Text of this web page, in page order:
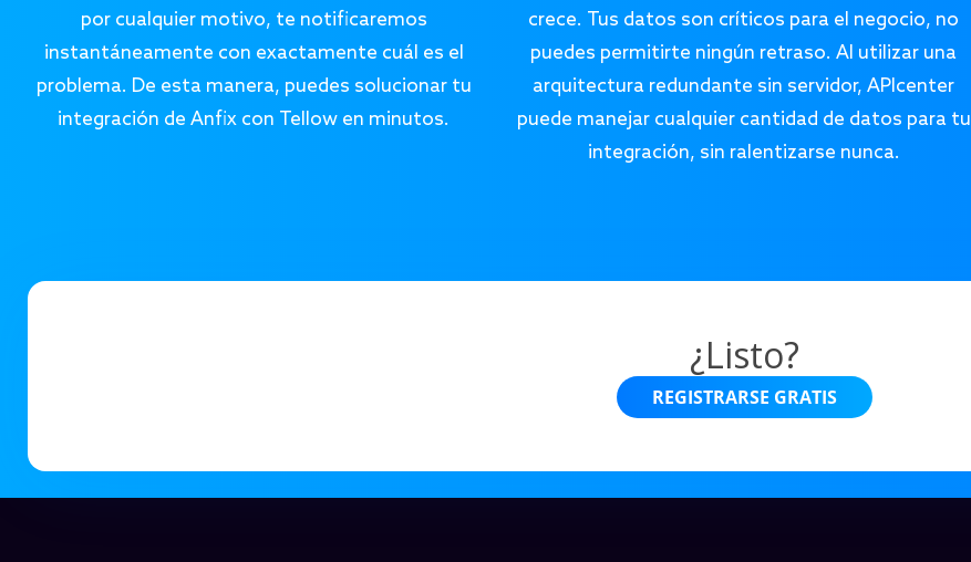
por cualquier motivo, te notificaremos
instantáneamente con exactamente cuál es el
problema. De esta manera, puedes solucionar tu
integración de Anfix con Tellow en minutos.
crece. Tus datos son críticos para el negocio, no
puedes permitirte ningún retraso. Al utilizar una
arquitectura redundante sin servidor, APIcenter
puede manejar cualquier cantidad de datos para tu
integración, sin ralentizarse nunca.
¿Listo?
REGISTRARSE GRATIS